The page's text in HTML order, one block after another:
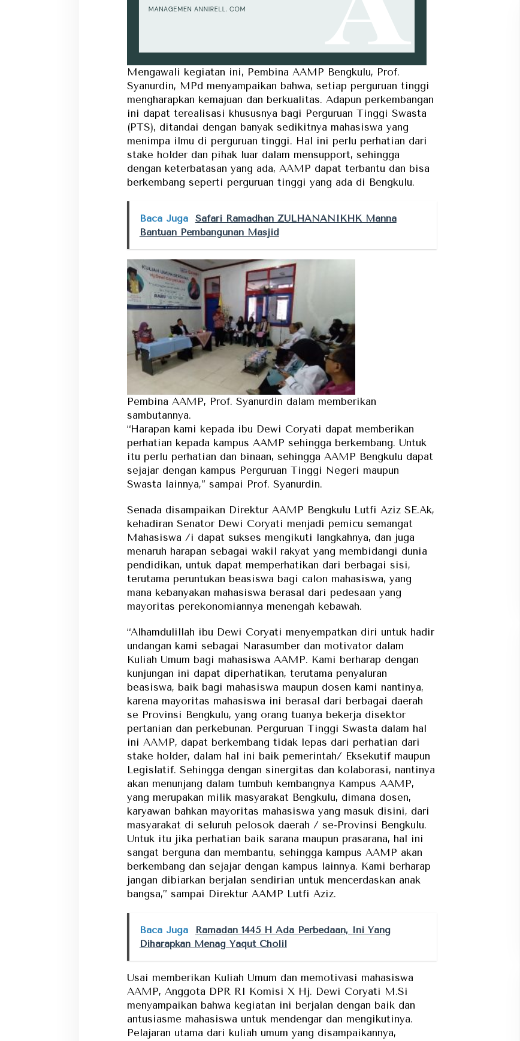
Mengawali kegiatan ini, Pembina AAMP Bengkulu, Prof.
Syanurdin, MPd menyampaikan bahwa, setiap perguruan tinggi
mengharapkan kemajuan dan berkualitas. Adapun perkembangan
ini dapat terealisasi khususnya bagi Perguruan Tinggi Swasta
(PTS), ditandai dengan banyak sedikitnya mahasiswa yang
menimpa ilmu di perguruan tinggi. Hal ini perlu perhatian dari
stake holder dan pihak luar dalam mensupport, sehingga
dengan keterbatasan yang ada, AAMP dapat terbantu dan bisa
berkembang seperti perguruan tinggi yang ada di Bengkulu.
Baca Juga
Safari Ramadhan ZULHANANIKHK Manna
Bantuan Pembangunan Masjid
Pembina AAMP, Prof. Syanurdin dalam memberikan
sambutannya.
“Harapan kami kepada ibu Dewi Coryati dapat memberikan
perhatian kepada kampus AAMP sehingga berkembang. Untuk
itu perlu perhatian dan binaan, sehingga AAMP Bengkulu dapat
sejajar dengan kampus Perguruan Tinggi Negeri maupun
Swasta lainnya,” sampai Prof. Syanurdin.
Senada disampaikan Direktur AAMP Bengkulu Lutfi Aziz SE.Ak,
kehadiran Senator Dewi Coryati menjadi pemicu semangat
Mahasiswa /i dapat sukses mengikuti langkahnya, dan juga
menaruh harapan sebagai wakil rakyat yang membidangi dunia
pendidikan, untuk dapat memperhatikan dari berbagai sisi,
terutama peruntukan beasiswa bagi calon mahasiswa, yang
mana kebanyakan mahasiswa berasal dari pedesaan yang
mayoritas perekonomiannya menengah kebawah.
“Alhamdulillah ibu Dewi Coryati menyempatkan diri untuk hadir
undangan kami sebagai Narasumber dan motivator dalam
Kuliah Umum bagi mahasiswa AAMP. Kami berharap dengan
kunjungan ini dapat diperhatikan, terutama penyaluran
beasiswa, baik bagi mahasiswa maupun dosen kami nantinya,
karena mayoritas mahasiswa ini berasal dari berbagai daerah
se Provinsi Bengkulu, yang orang tuanya bekerja disektor
pertanian dan perkebunan. Perguruan Tinggi Swasta dalam hal
ini AAMP, dapat berkembang tidak lepas dari perhatian dari
stake holder, dalam hal ini baik pemerintah/ Eksekutif maupun
Legislatif. Sehingga dengan sinergitas dan kolaborasi, nantinya
akan menunjang dalam tumbuh kembangnya Kampus AAMP,
yang merupakan milik masyarakat Bengkulu, dimana dosen,
karyawan bahkan mayoritas mahasiswa yang masuk disini, dari
masyarakat di seluruh pelosok daerah / se-Provinsi Bengkulu.
Untuk itu jika perhatian baik sarana maupun prasarana, hal ini
sangat berguna dan membantu, sehingga kampus AAMP akan
berkembang dan sejajar dengan kampus lainnya. Kami berharap
jangan dibiarkan berjalan sendirian untuk mencerdaskan anak
bangsa,” sampai Direktur AAMP Lutfi Aziz.
Baca Juga
Ramadan 1445 H Ada Perbedaan, Ini Yang
Diharapkan Menag Yaqut Cholil
Usai memberikan Kuliah Umum dan memotivasi mahasiswa
AAMP, Anggota DPR RI Komisi X Hj. Dewi Coryati M.Si
menyampaikan bahwa kegiatan ini berjalan dengan baik dan
antusiasme mahasiswa untuk mendengar dan mengikutinya.
Pelajaran utama dari kuliah umum yang disampaikannya,